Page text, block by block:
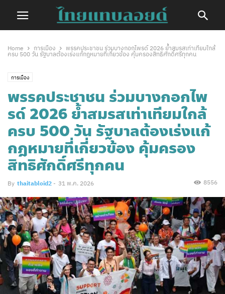
Home การเมือง
พรรคประชาชน ร่วมบางกอกไพรด์ 2026 ย้ำสมรสเท่าเทียมใกล้
ครบ 500 วัน รัฐบาลต้องเร่งแก้กฎหมายที่เกี่ยวข้อง คุ้มครองสิทธิศักดิ์ศรีทุกคน
การเมือง
พรรคประชาชน ร่วมบางกอกไพ
รด์ 2026 ย้ำสมรสเท่าเทียมใกล้
ครบ 500 วัน รัฐบาลต้องเร่งแก้
กฎหมายที่เกี่ยวข้อง คุ้มครอง
สิทธิศักดิ์ศรีทุกคน
By thaitabloid2 - 31 พ.ค. 2026 8556